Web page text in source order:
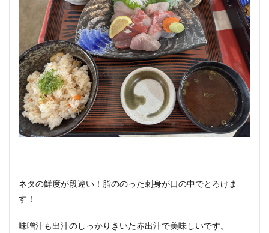
ネタの鮮度が段違い！脂ののった刺身が口の中でとろけま
す！
味噌汁も出汁のしっかりきいた赤出汁で美味しいです。